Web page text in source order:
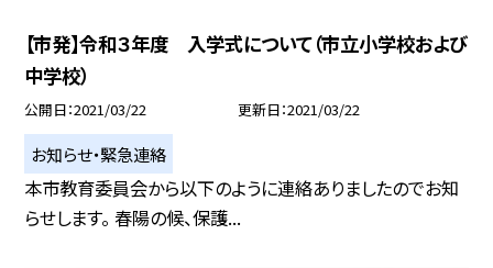
【市発】令和３年度 入学式について（市立小学校および
中学校）
公開日 2021/03/22 更新日 2021/03/22
お知らせ・緊急連絡
本市教育委員会から以下のように連絡ありましたのでお知
らせします。 春陽の候、保護...